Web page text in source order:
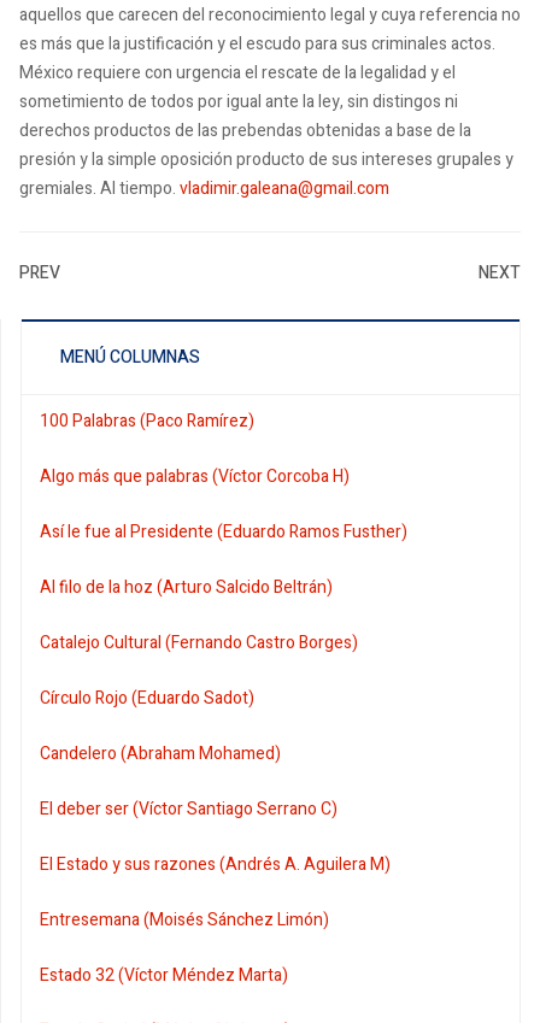
aquellos que carecen del reconocimiento legal y cuya referencia no
es más que la justificación y el escudo para sus criminales actos.
México requiere con urgencia el rescate de la legalidad y el
sometimiento de todos por igual ante la ley, sin distingos ni
derechos productos de las prebendas obtenidas a base de la
presión y la simple oposición producto de sus intereses grupales y
gremiales. Al tiempo.vladimir.galeana@gmail.com
PREV NEXT
MENÚ COLUMNAS
100 Palabras (Paco Ramírez)
Algo más que palabras (Víctor Corcoba H)
Así le fue al Presidente (Eduardo Ramos Fusther)
Al filo de la hoz (Arturo Salcido Beltrán)
Catalejo Cultural (Fernando Castro Borges)
Círculo Rojo (Eduardo Sadot)
Candelero (Abraham Mohamed)
El deber ser (Víctor Santiago Serrano C)
El Estado y sus razones (Andrés A. Aguilera M)
Entresemana (Moisés Sánchez Limón)
Estado 32 (Víctor Méndez Marta)